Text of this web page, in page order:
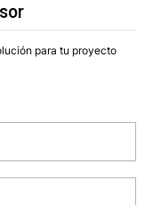
para tu proyecto